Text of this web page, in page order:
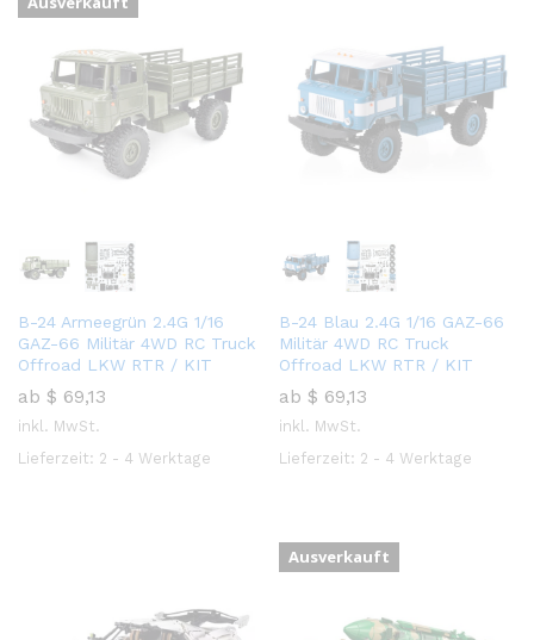
B-24 Armeegrün 2.4G 1/16
GAZ-66 Militär 4WD RC Truck
Offroad LKW RTR / KIT
ab $ 69,13
inkl. MwSt.
Lieferzeit: 2 - 4 Werktage
B-24 Blau 2.4G 1/16 GAZ-66
Militär 4WD RC Truck
Offroad LKW RTR / KIT
ab $ 69,13
inkl. MwSt.
Lieferzeit: 2 - 4 Werktage
Ausverkauft